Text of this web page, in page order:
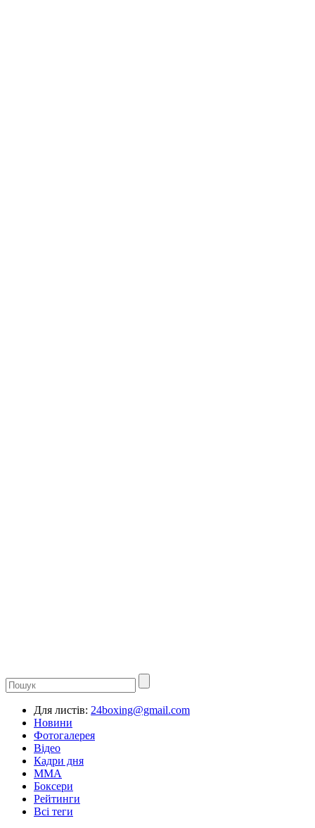
Для листів: 24boxing@gmail.com
Новини
Фотогалерея
Відео
Кадри дня
ММА
Боксери
Рейтинги
Всі теги